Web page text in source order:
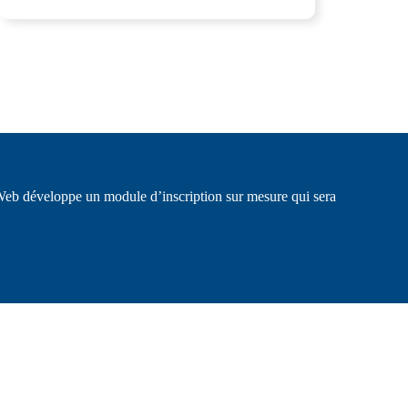
développe un module d’inscription sur mesure qui sera